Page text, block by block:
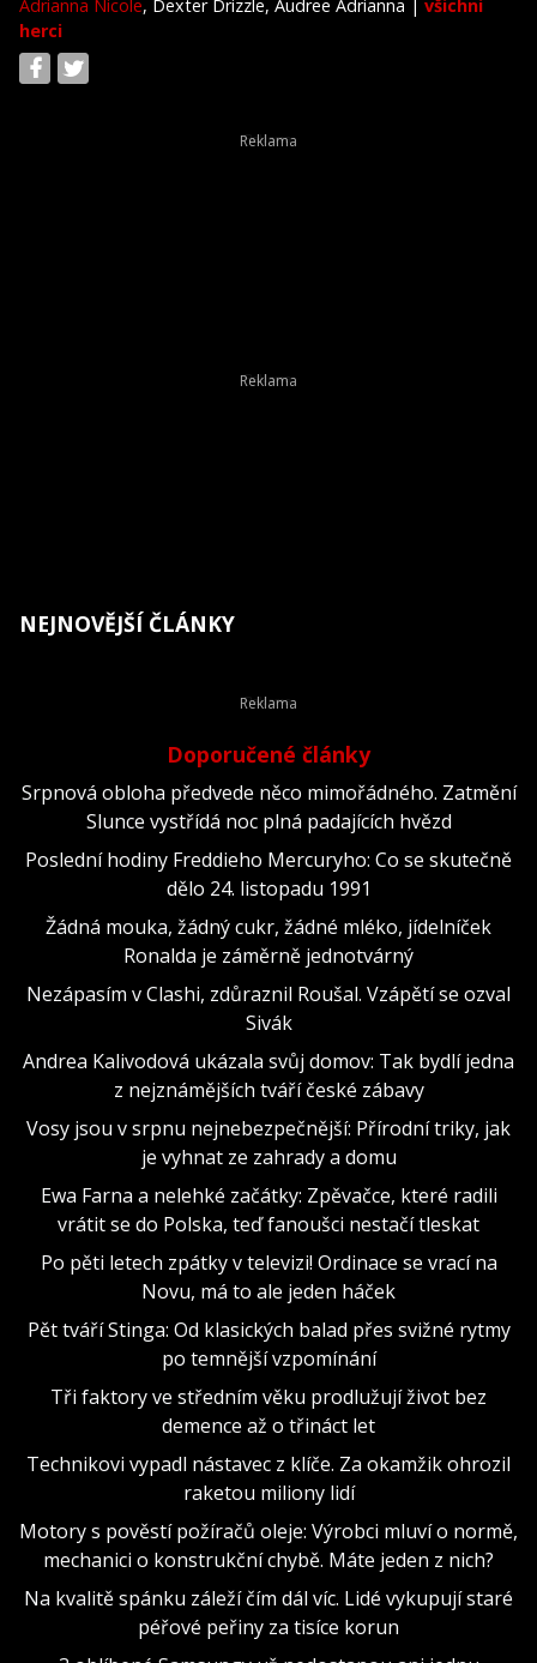
Adrianna Nicole, Dexter Drizzle, Audree Adrianna | všichni
herci
NEJNOVĚJŠÍ ČLÁNKY
Doporučené články
Srpnová obloha předvede něco mimořádného. Zatmění
Slunce vystřídá noc plná padajících hvězd
Poslední hodiny Freddieho Mercuryho: Co se skutečně
dělo 24. listopadu 1991
Žádná mouka, žádný cukr, žádné mléko, jídelníček
Ronalda je záměrně jednotvárný
Nezápasím v Clashi, zdůraznil Roušal. Vzápětí se ozval
Sivák
Andrea Kalivodová ukázala svůj domov: Tak bydlí jedna
z nejznámějších tváří české zábavy
Vosy jsou v srpnu nejnebezpečnější: Přírodní triky, jak
je vyhnat ze zahrady a domu
Ewa Farna a nelehké začátky: Zpěvačce, které radili
vrátit se do Polska, teď fanoušci nestačí tleskat
Po pěti letech zpátky v televizi! Ordinace se vrací na
Novu, má to ale jeden háček
Pět tváří Stinga: Od klasických balad přes svižné rytmy
po temnější vzpomínání
Tři faktory ve středním věku prodlužují život bez
demence až o třináct let
Technikovi vypadl nástavec z klíče. Za okamžik ohrozil
raketou miliony lidí
Motory s pověstí požíračů oleje: Výrobci mluví o normě,
mechanici o konstrukční chybě. Máte jeden z nich?
Na kvalitě spánku záleží čím dál víc. Lidé vykupují staré
péřové peřiny za tisíce korun